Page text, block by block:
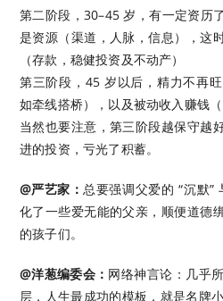
第二阶段，30–45 岁，有一定资历
是资源（渠道，人脉，信息），这
（存款，稳健投资及不动产）
第三阶段，45 岁以后，精力不再
如牵线搭桥），以及被动收入赚钱（
当然也要注意，第三阶段越保守越
进的投资，亏光了积蓄。
@严艺家： 总要强调父爱的 “沉默”
化了一些爱无能的父亲，顺便道德
的孩子们。
@洋葱编委会： 网络神言论：几乎
层，人生最成功的模板，就是名